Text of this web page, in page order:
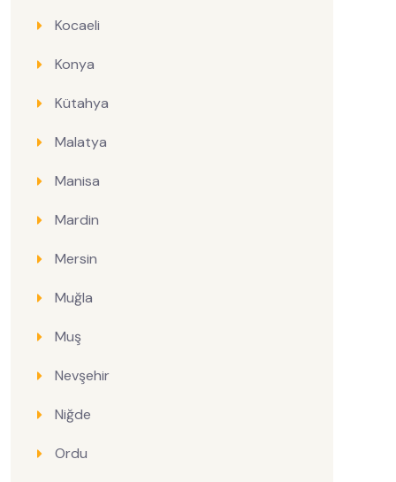
Kocaeli
Konya
Kütahya
Malatya
Manisa
Mardin
Mersin
Muğla
Muş
Nevşehir
Niğde
Ordu